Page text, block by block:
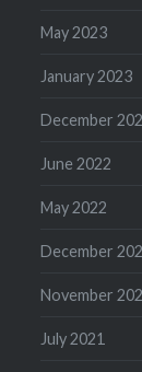
May 2023
January 2023
December
June 2022
May 2022
December
November
July 2021